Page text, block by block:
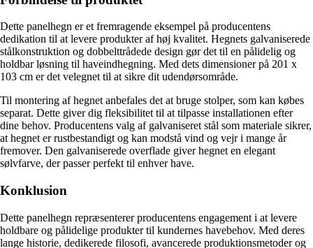
Dette panelhegn er et fremragende eksempel på producentens
dedikation til at levere produkter af høj kvalitet. Hegnets galvaniserede
stålkonstruktion og dobbelttrådede design gør det til en pålidelig og
holdbar løsning til haveindhegning. Med dets dimensioner på 201 x
103 cm er det velegnet til at sikre dit udendørsområde.
Til montering af hegnet anbefales det at bruge stolper, som kan købes
separat. Dette giver dig fleksibilitet til at tilpasse installationen efter
dine behov. Producentens valg af galvaniseret stål som materiale sikrer,
at hegnet er rustbestandigt og kan modstå vind og vejr i mange år
fremover. Den galvaniserede overflade giver hegnet en elegant
sølvfarve, der passer perfekt til enhver have.
Konklusion
Dette panelhegn repræsenterer producentens engagement i at levere
holdbare og pålidelige produkter til kundernes havebehov. Med deres
lange historie, dedikerede filosofi, avancerede produktionsmetoder og